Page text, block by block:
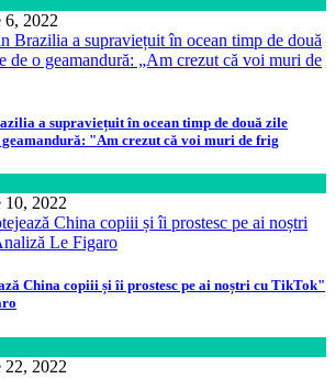
6, 2022
a supraviețuit în ocean timp de două zile
geamandură: "Am crezut că voi muri de frig
10, 2022
China copiii și îi prostesc pe ai noștri cu TikTok"
22, 2022